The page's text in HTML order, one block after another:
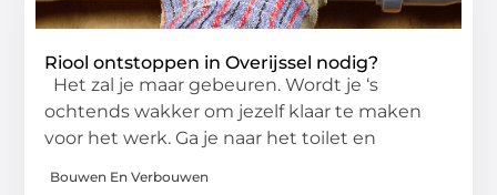
Riool ontstoppen in Overijssel nodig?
Het zal je maar gebeuren. Wordt je ‘s
ochtends wakker om jezelf klaar te maken
voor het werk. Ga je naar het toilet en
Bouwen En Verbouwen